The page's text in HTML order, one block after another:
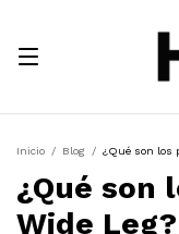
Inicio / Blog / ¿Qué son los
¿Qué son
Wide Leg?